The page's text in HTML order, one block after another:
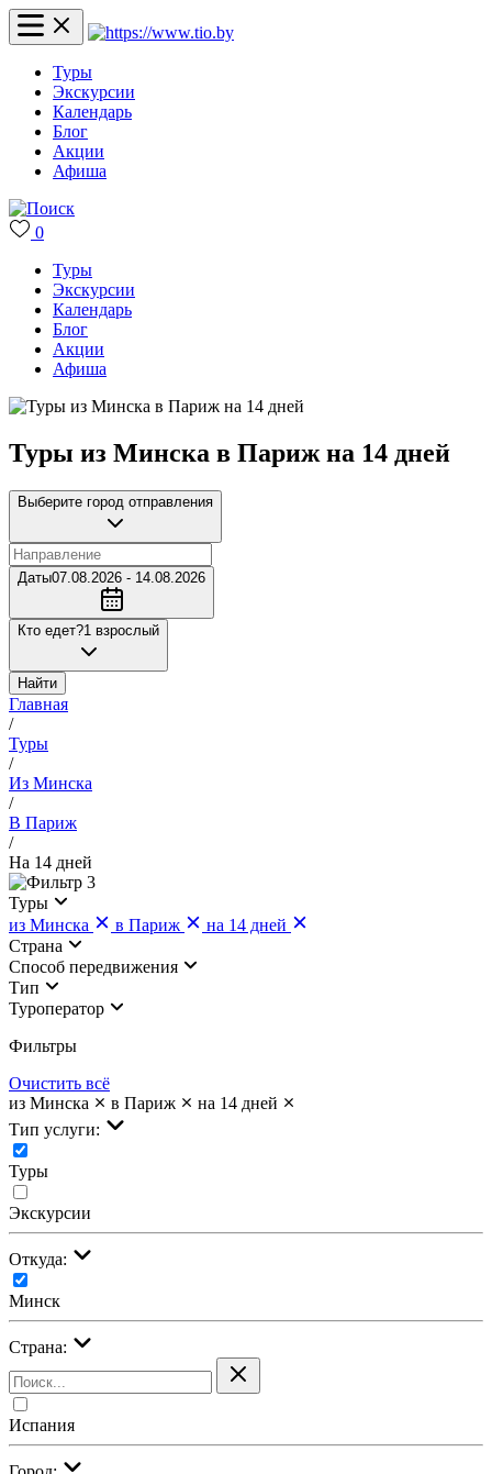
Туры
Экскурсии
Календарь
Блог
Акции
Афиша
0
Туры
Экскурсии
Календарь
Блог
Акции
Афиша
Туры из Минска в Париж на 14 дней
Выберите город отправления
Даты07.08.2026 - 14.08.2026
Кто едет?1 взрослый
Найти
Главная
/
Туры
/
Из Минска
/
В Париж
/
На 14 дней
3
Туры
из Минска
в Париж
на 14 дней
Страна
Cпособ передвижения
Тип
Туроператор
Фильтры
Очистить всё
из Минска
в Париж
на 14 дней
Тип услуги:
Туры
Экскурсии
Откуда:
Минск
Страна:
Испания